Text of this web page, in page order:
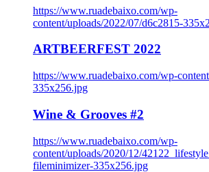
https://www.ruadebaixo.com/wp-
content/uploads/2022/07/d6c2815-
ARTBEERFEST 2022
https://www.ruadebaixo.com/wp-
335x256.jpg
Wine & Grooves #2
https://www.ruadebaixo.com/wp-
content/uploads/2020/12/
fileminimizer-335x256.jpg